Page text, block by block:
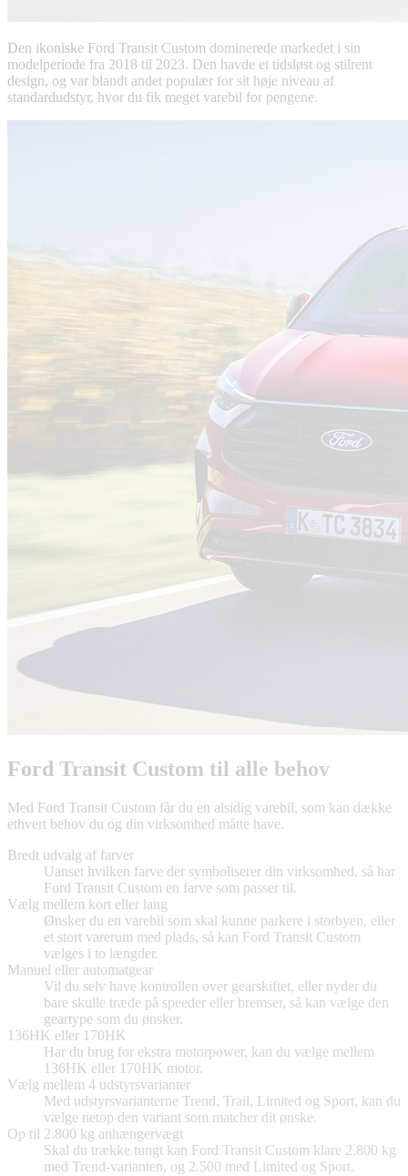
Den ikoniske Ford Transit Custom dominerede markedet i sin
modelperiode fra 2018 til 2023. Den havde et tidsløst og stilrent
design, og var blandt andet populær for sit høje niveau af
standardudstyr, hvor du fik meget varebil for pengene.
Ford Transit Custom til alle behov
Med Ford Transit Custom får du en alsidig varebil, som kan dække
ethvert behov du og din virksomhed måtte have.
Bredt udvalg af farver
Uanset hvilken farve der symboliserer din virksomhed, så har
Ford Transit Custom en farve som passer til.
Vælg mellem kort eller lang
Ønsker du en varebil som skal kunne parkere i storbyen, eller
et stort varerum med plads, så kan Ford Transit Custom
vælges i to længder.
Manuel eller automatgear
Vil du selv have kontrollen over gearskiftet, eller nyder du
bare skulle træde på speeder eller bremser, så kan vælge den
geartype som du ønsker.
136HK eller 170HK
Har du brug for ekstra motorpower, kan du vælge mellem
136HK eller 170HK motor.
Vælg mellem 4 udstyrsvarianter
Med udstyrsvarianterne Trend, Trail, Limited og Sport, kan du
vælge netop den variant som matcher dit ønske.
Op til 2.800 kg anhængervægt
Skal du trække tungt kan Ford Transit Custom klare 2.800 kg
med Trend-varianten, og 2.500 med Limited og Sport.